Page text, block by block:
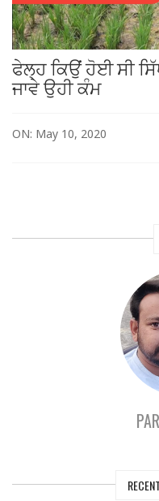
ਫੇਲ੍ਹ ਕਿਉਂ ਹੋਈ ਸੀ
ਜਾਵੇ ਉਹੀ ਕੰਮ
ON: May 10, 2020